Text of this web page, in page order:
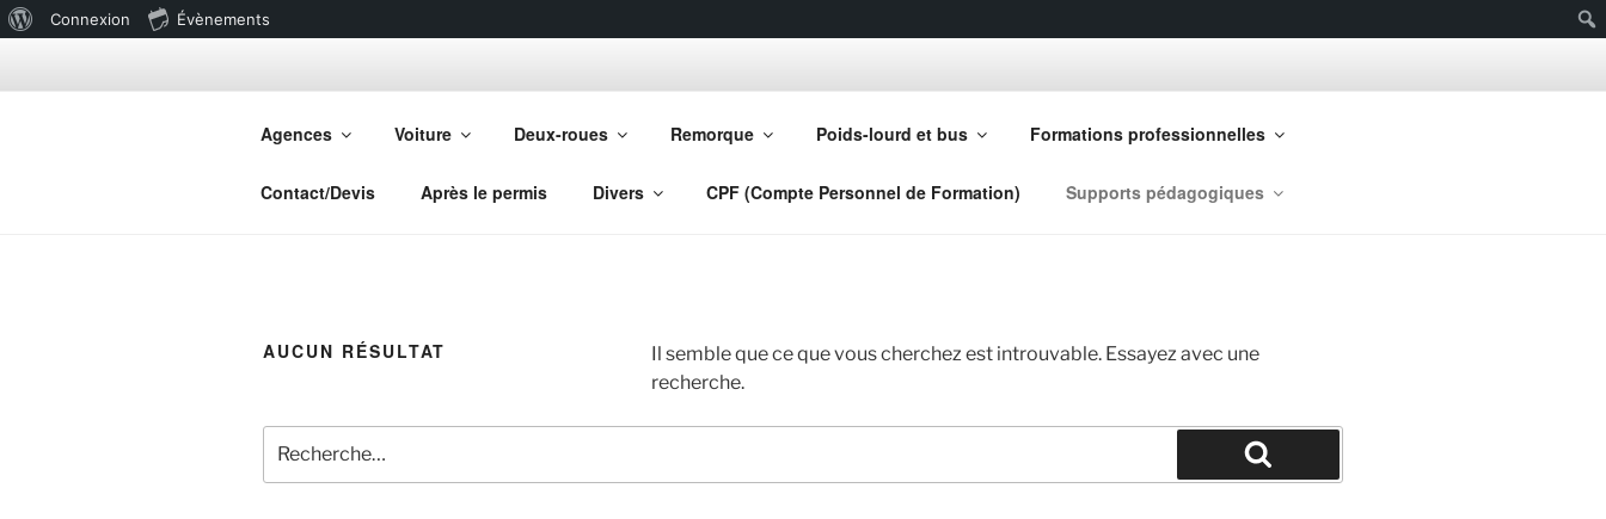
de
Connexion
Évènements
AUTO-ÉCOLE PERSONENI CLERC
Agences Voiture Deux-roues Remorque Poids-lourd et bus Formations professionnelles
Contact/Devis Après le permis Divers CPF (Compte Personnel de Formation) Supports pédagogiques
AUCUN RÉSULTAT
Il semble que ce que vous cherchez est introuvable. Essayez avec une
recherche.
pour
Recherche